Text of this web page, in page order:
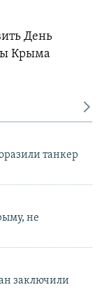
День
Крыма
танкер
не
заключили